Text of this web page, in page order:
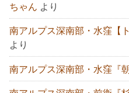
ちゃん より
南アルプス深南部・水窪【
より
南アルプス深南部・水窪『朝